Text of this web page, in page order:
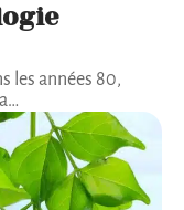
les années 80,
…